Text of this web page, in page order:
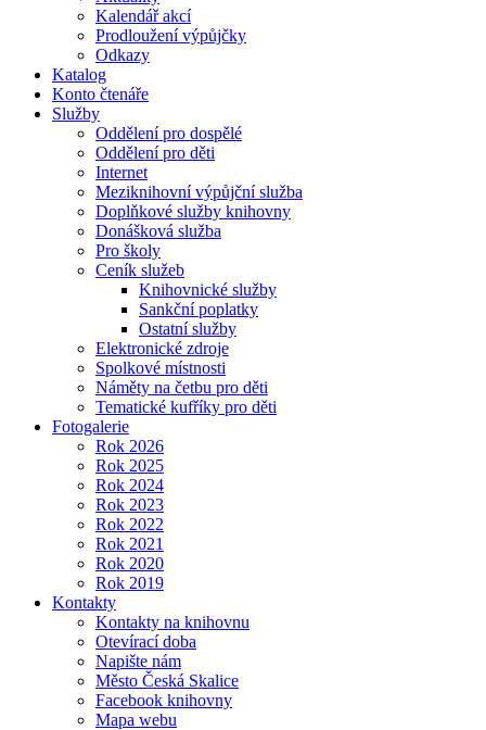
Kalendář akcí
Prodloužení výpůjčky
Odkazy
Katalog
Konto čtenáře
Služby
Oddělení pro dospělé
Oddělení pro děti
Internet
Meziknihovní výpůjční služba
Doplňkové služby knihovny
Donášková služba
Pro školy
Ceník služeb
Knihovnické služby
Sankční poplatky
Ostatní služby
Elektronické zdroje
Spolkové místnosti
Náměty na četbu pro děti
Tematické kufříky pro děti
Fotogalerie
Rok 2026
Rok 2025
Rok 2024
Rok 2023
Rok 2022
Rok 2021
Rok 2020
Rok 2019
Kontakty
Kontakty na knihovnu
Otevírací doba
Napište nám
Město Česká Skalice
Facebook knihovny
Mapa webu